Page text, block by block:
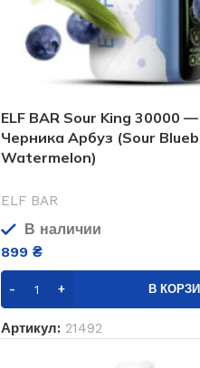
ELF BAR Sour King 30000
Черника Арбуз (Sour
Watermelon)
ELF BAR
В наличии
899 ₴
В
Артикул: 21492